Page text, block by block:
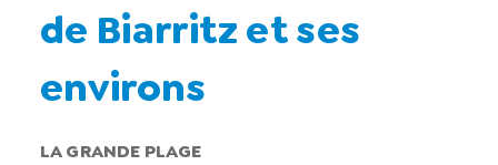
de Biarritz et ses
environs
LA GRANDE PLAGE